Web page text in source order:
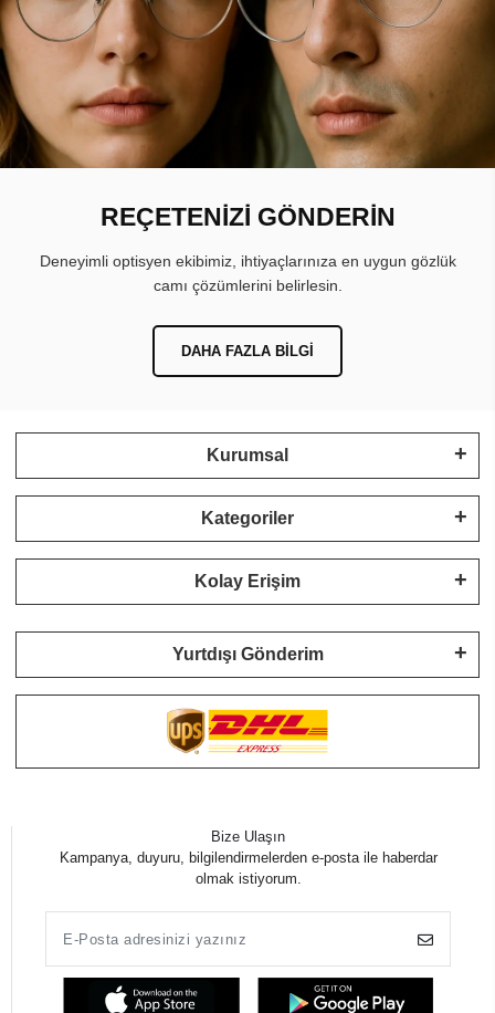
REÇETENİZİ GÖNDERİN
Deneyimli optisyen ekibimiz, ihtiyaçlarınıza en uygun gözlük
camı çözümlerini belirlesin.
DAHA FAZLA BILGI
Kurumsal
Kategoriler
Kolay Erişim
Yurtdışı Gönderim
Bize Ulaşın
Kampanya, duyuru, bilgilendirmelerden e-posta ile haberdar
olmak istiyorum.